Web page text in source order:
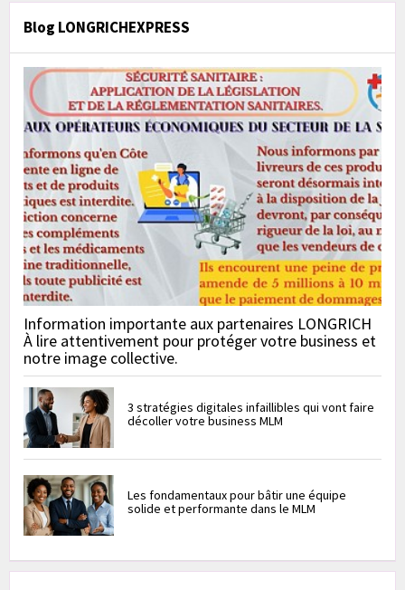
Blog LONGRICHEXPRESS
Information importante aux partenaires LONGRICH
À lire attentivement pour protéger votre business et
notre image collective.
3 stratégies digitales infaillibles qui vont faire
décoller votre business MLM
Les fondamentaux pour bâtir une équipe
solide et performante dans le MLM